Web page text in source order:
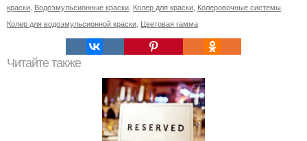
краски Водоэмульсионные краски Колер для краски Колеровочные системы
Колер для водоэмульсионной краски Цветовая гамма
Читайте также